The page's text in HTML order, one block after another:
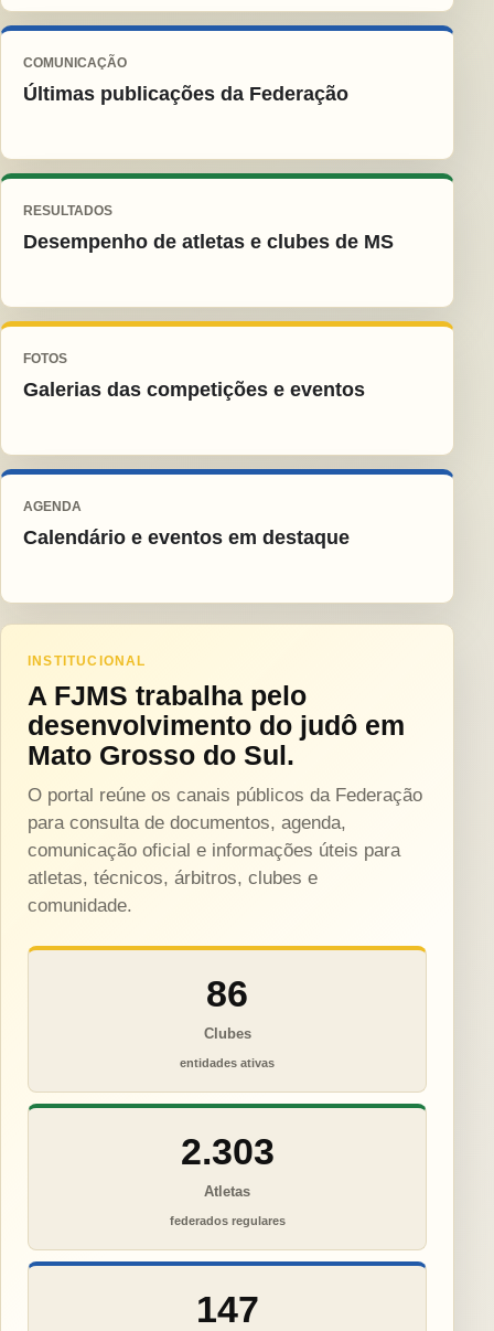
COMUNICAÇÃO
Últimas publicações da Federação
RESULTADOS
Desempenho de atletas e clubes de MS
FOTOS
Galerias das competições e eventos
AGENDA
Calendário e eventos em destaque
INSTITUCIONAL
A FJMS trabalha pelo
desenvolvimento do judô em
Mato Grosso do Sul.
O portal reúne os canais públicos da Federação
para consulta de documentos, agenda,
comunicação oficial e informações úteis para
atletas, técnicos, árbitros, clubes e
comunidade.
86
Clubes
entidades ativas
2.303
Atletas
federados regulares
147